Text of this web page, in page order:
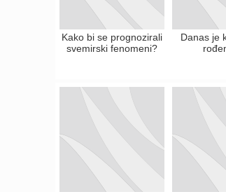
Kako bi se prognozirali
svemirski fenomeni?
Danas je